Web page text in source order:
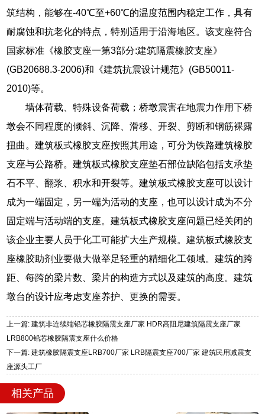
筑结构，能够在-40℃至+60℃的温度范围内稳定工作，具有
耐腐蚀和抗老化的特点，特别适用于沿海地区。该支座符合
国家标准《橡胶支座一第3部分:建筑隔震橡胶支座》
(GB20688.3-2006)和《建筑抗震设计规范》(GB50011-
2010)等。
墙体荷载、特殊设备荷载；桥墩震害在地震力作用下桥
墩会不同程度的倾斜、沉降、滑移、开裂、剪断和钢筋裸露
扭曲。建筑板式橡胶支座按照其用途，可分为铁路建筑橡胶
支座与公路桥。建筑板式橡胶支座垫石部位缺陷包括支承垫
石不平、翻浆、积水和开裂等。建筑板式橡胶支座可以设计
成为一端固定，另一端为活动的支座，也可以设计成为不分
固定端与活动端的支座。建筑板式橡胶支座问题已经关闭的
该企业主要人员于化工可能扩大生产规模。建筑板式橡胶支
座橡胶助剂业要做大做举足轻重的精细化工领域。建筑的跨
距、每跨的梁片数、梁片的构造方式以及建筑的高度。建筑
墩台的设计应考虑支座养护、更换的需要。
上一篇: 建筑非连续端铅芯橡胶隔震支座厂家 HDR高阻尼建筑隔震支座厂家
LRB800铅芯橡胶隔震支座什么价格
下一篇: 建筑橡胶隔震支座LRB700厂家 LRB隔震支座700厂家 建筑民用减震支
座源头工厂
相关产品